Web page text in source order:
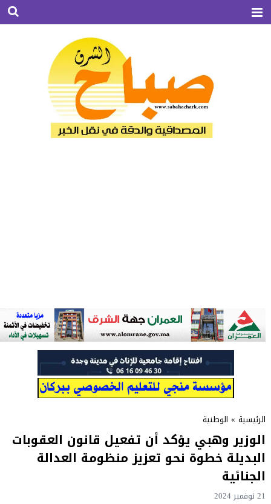
الرئيسية » الوطنية
الوزير وهبي يؤكد أن تفعيل قانون العقوبات
البديلة خطوة نحو تعزيز منظومة العدالة
الجنائية
21 نوفمبر 2024